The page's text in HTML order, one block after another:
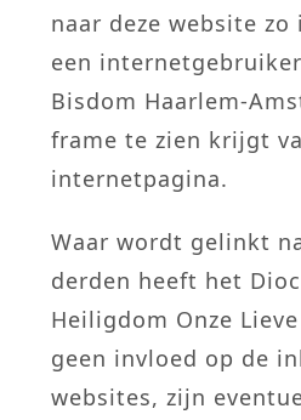
naar deze website
een
Bisdom Haarlem-
frame te zien krijgt
internetpagina.
Waar wordt gelinkt
derden heeft het
Heiligdom Onze
geen invloed op de
websites, zijn